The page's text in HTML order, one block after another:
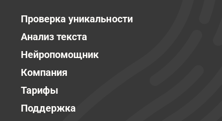
Проверка уникальности
Анализ текста
Нейропомощник
Компания
Тарифы
Поддержка